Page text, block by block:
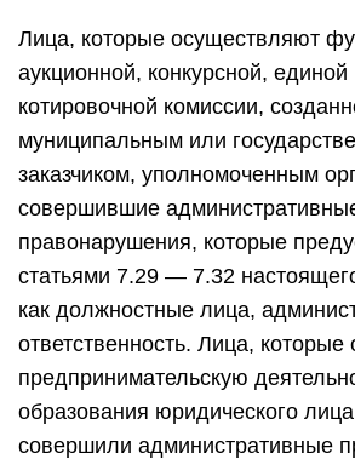
Лица, которые осуществляют
аукционной, конкурсной, единой
котировочной комиссии,
муниципальным или
заказчиком, уполномоченным
совершившие
правонарушения, которые
статьями 7.29 — 7.32
как должностные лица,
ответственность. Лица,
предпринимательскую
образования юридического
совершили административные